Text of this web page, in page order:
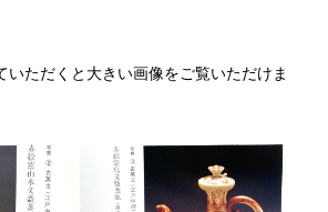
ただくと大きい画像をご覧いただけま